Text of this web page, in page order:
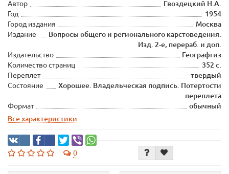
Автор
Гвоздецкий Н.А.
Год
1954
Город издания
Москва
Издание
Вопросы общего и регионального карстоведения.
Изд. 2-е, перераб. и доп.
Издательство
Географгиз
Количество страниц
352 с.
Переплет
твердый
Состояние
Хорошее. Владельческая подпись. Потертости
переплета
Формат
обычный
Все характеристики
0